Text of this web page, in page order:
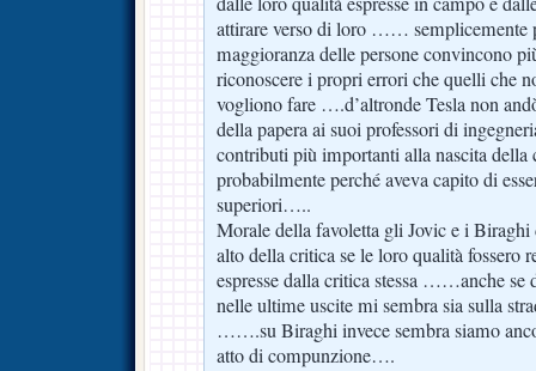
attirare verso di loro …… semplicemente
maggioranza delle persone convincono
riconoscere i propri errori che quelli che
vogliono fare ….d’altronde Tesla non
della papera ai suoi professori di
contributi più importanti alla nascita
probabilmente perché aveva capito di
superiori…..
Morale della favoletta gli Jovic e i
alto della critica se le loro qualità fossero
espresse dalla critica stessa ……anche se
nelle ultime uscite mi sembra sia sulla
…….su Biraghi invece sembra siamo
atto di compunzione….